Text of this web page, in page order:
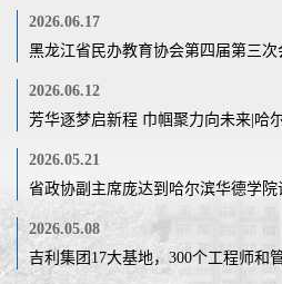
2026.06.17
黑龙江省民办教育协会第四届第三次
2026.06.12
芳华逐梦启新程 巾帼聚力向未来|哈
2026.05.21
省政协副主席庞达到哈尔滨华德学院
2026.05.08
吉利集团17大基地，300个工程师和